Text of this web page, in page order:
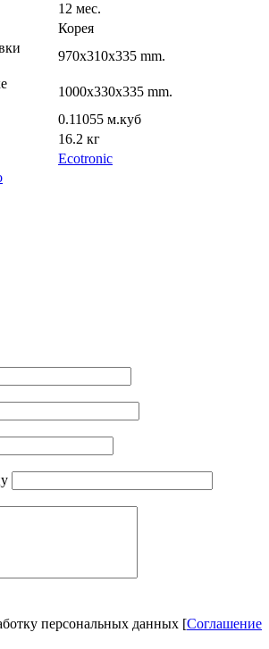
12 мес.
Корея
970x310x335 mm.
1000x330x335 mm.
0.11055 м.куб
16.2 кг
Ecotronic
персональных данных [Соглашение